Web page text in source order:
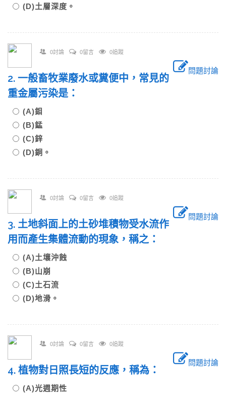
(D)土層深度。
0討論 0留言 0追蹤
問題討論
2. 一般畜牧業廢水或糞便中，常見的
重金屬污染是：
(A)鉬
(B)錳
(C)鋅
(D)銅。
0討論 0留言 0追蹤
問題討論
3. 土地斜面上的土砂堆積物受水流作
用而產生集體流動的現象，稱之：
(A)土壤沖蝕
(B)山崩
(C)土石流
(D)地滑。
0討論 0留言 0追蹤
問題討論
4. 植物對日照長短的反應，稱為：
(A)光週期性